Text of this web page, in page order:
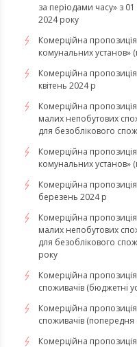
за періодами часу» з
2024 року
Комерційна
комунальних установ»
Комерційна
квітень 2024 р
Комерційна
малих непобутових
для безоблікового
Комерційна
комунальних установ»
Комерційна
березень 2024 р
Комерційна
малих непобутових
для безоблікового
року
Комерційна
споживачів (бюджетні
Комерційна
споживачів
Комерційна